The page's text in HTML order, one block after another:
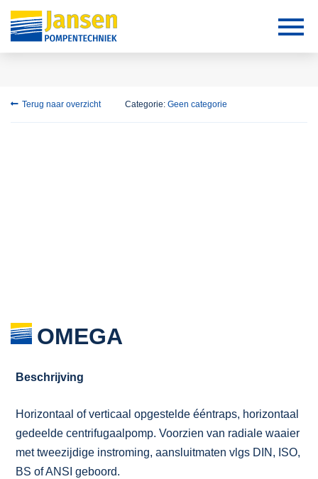
Terug naar overzicht Categorie: Geen categorie
OMEGA
Beschrijving
Horizontaal of verticaal opgestelde ééntraps, horizontaal
gedeelde centrifugaalpomp. Voorzien van radiale waaier
met tweezijdige instroming, aansluitmaten vlgs DIN, ISO,
BS of ANSI geboord.